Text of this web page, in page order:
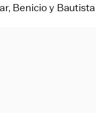
Benicio y